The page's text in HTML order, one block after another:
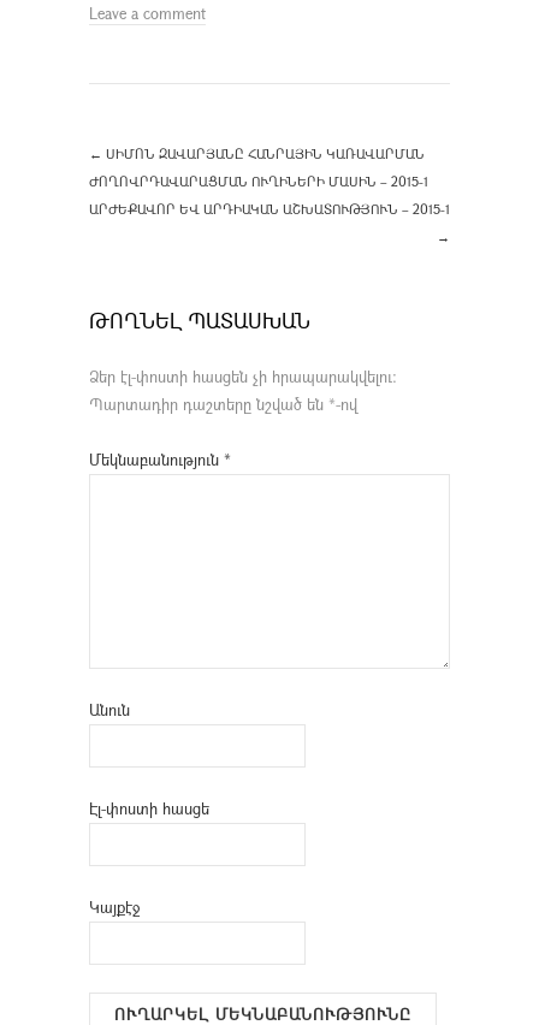
Leave a comment
← ՍԻՄՈՆ ԶԱՎԱՐՅԱՆԸ ՀԱՆՐԱՅԻՆ ԿԱՌԱՎԱՐՄԱՆ
ԺՈՂՈՎՐԴԱՎԱՐԱՑՄԱՆ ՈՒՂԻՆԵՐԻ ՄԱՍԻՆ – 2015-1
ԱՐԺԵՔԱՎՈՐ ԵՎ ԱՐԴԻԱԿԱՆ ԱՇԽԱՏՈՒԹՅՈՒՆ – 2015-1
→
ԹՈՂՆԵԼ ՊԱՏԱՍԽԱՆ
Ձեր էլ-փոստի հասցեն չի հրապարակվելու։
Պարտադիր դաշտերը նշված են *-ով
Մեկնաբանություն *
Անուն
Էլ-փոստի հասցե
Կայքէջ